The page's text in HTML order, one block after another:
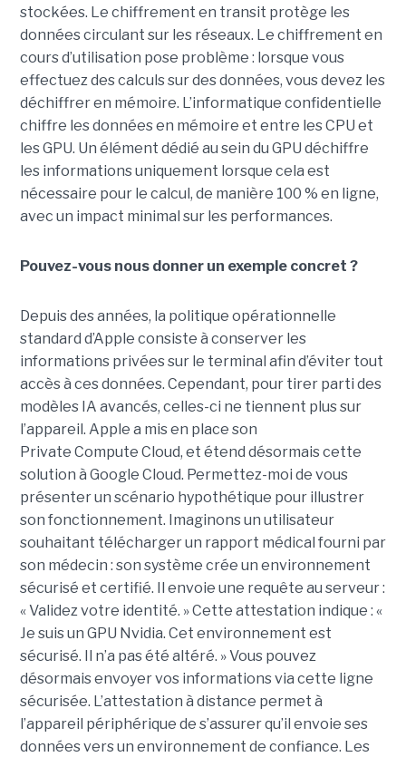
stockées. Le chiffrement en transit protège les
données circulant sur les réseaux. Le chiffrement en
cours d’utilisation pose problème : lorsque vous
effectuez des calculs sur des données, vous devez les
déchiffrer en mémoire. L’informatique confidentielle
chiffre les données en mémoire et entre les CPU et
les GPU. Un élément dédié au sein du GPU déchiffre
les informations uniquement lorsque cela est
nécessaire pour le calcul, de manière 100 % en ligne,
avec un impact minimal sur les performances.
Pouvez-vous nous donner un exemple concret ?
Depuis des années, la politique opérationnelle
standard d’Apple consiste à conserver les
informations privées sur le terminal afin d’éviter tout
accès à ces données. Cependant, pour tirer parti des
modèles IA avancés, celles-ci ne tiennent plus sur
l’appareil. Apple a mis en place son
Private Compute Cloud, et étend désormais cette
solution à Google Cloud. Permettez-moi de vous
présenter un scénario hypothétique pour illustrer
son fonctionnement. Imaginons un utilisateur
souhaitant télécharger un rapport médical fourni par
son médecin : son système crée un environnement
sécurisé et certifié. Il envoie une requête au serveur :
« Validez votre identité. » Cette attestation indique : «
Je suis un GPU Nvidia. Cet environnement est
sécurisé. Il n’a pas été altéré. » Vous pouvez
désormais envoyer vos informations via cette ligne
sécurisée. L’attestation à distance permet à
l’appareil périphérique de s’assurer qu’il envoie ses
données vers un environnement de confiance. Les